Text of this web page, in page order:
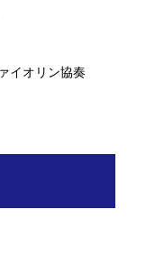
イオリン協奏